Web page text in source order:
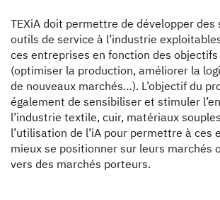
TEXiA doit permettre de développer des
outils de service à l’industrie
ces entreprises en fonction des
(optimiser la production, améliorer la
de nouveaux marchés…). L’objectif du
également de sensibiliser et stimuler
l’industrie textile, cuir, matériaux
l’utilisation de l’iA pour permettre à ces
mieux se positionner sur leurs marchés
vers des marchés porteurs.